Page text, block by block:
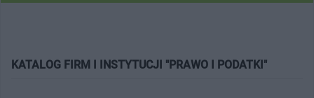
KATALOG FIRM I INSTYTUCJI "PRAWO I PODATKI"